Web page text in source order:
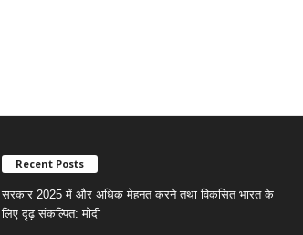
Recent Posts
सरकार 2025 में और अधिक मेहनत करने तथा विकसित भारत के
लिए दृढ़ संकल्पित: माेदी